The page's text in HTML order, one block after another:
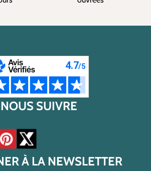
NOUS SUIVRE
YouTube
compte Instagram
à notre page Facebook
Accéder à notre compte Pinterest
Accéder à notre compte Twitter/X
À LA NEWSLETTER